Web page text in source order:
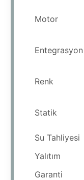
Motor
Entegrasyon
Renk
Statik
Su Tahliyesi
Yalıtım
Garanti